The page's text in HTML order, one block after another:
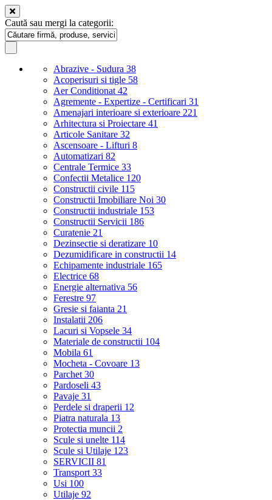
Caută sau mergi la categorii:
Abrazive - Sudura 38
Acoperisuri si tigle 58
Aer Conditionat 42
Agremente - Expertize - Certificari 31
Amenajari interioare si exterioare 221
Arhitectura si Proiectare 41
Articole Sanitare 32
Ascensoare - Lifturi 8
Automatizari 82
Centrale Termice 33
Confectii Metalice 120
Constructii civile 115
Constructii Imobiliare Noi 30
Constructii industriale 153
Constructii Servicii 186
Curatenie 21
Dezinsectie si deratizare 10
Dezumidificare in constructii 14
Echipamente industriale 165
Electrice 68
Energie alternativa 56
Ferestre 97
Gresie si faianta 21
Instalatii 206
Lacuri si Vopsele 34
Materiale de constructii 104
Mobila 61
Mocheta - Covoare 13
Parchet 30
Pardoseli 43
Pavaje 31
Perdele si draperii 12
Piatra naturala 13
Protectia muncii 2
Scule si unelte 114
Scule si Utilaje 123
SERVICII 81
Transport 33
Usi 100
Utilaje 92